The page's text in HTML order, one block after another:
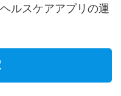
ルスケアアプリの運